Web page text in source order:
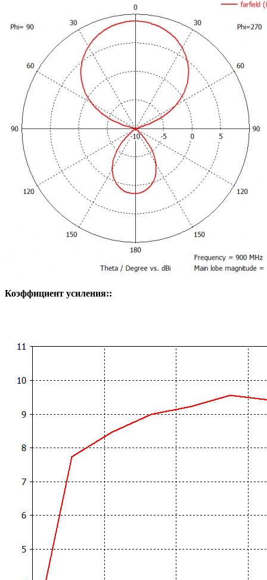
Коэффициент усиления::